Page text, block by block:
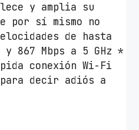
y amplia su
por sí mismo no
de hasta
y 867 Mbps a 5 GHz *
conexión Wi-Fi
decir adiós a